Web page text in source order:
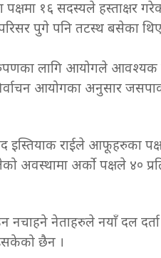
पक्षमा १६ सदस्यले
पुगे पनि तटस्थ बसेका
लागि आयोगले
आयोगका अनुसार
इस्तियाक राईले आफूहरुका
अवस्थामा अर्को पक्षले ४०
नेताहरुले नयाँ दल
छैन ।